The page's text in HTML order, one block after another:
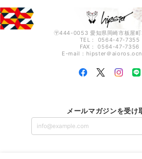
〶444-0053 愛知県岡崎市板屋町
TEL： 0564-47-7355
FAX： 0564-47-7356
E-mail：hipster＠
メールマガジンを受け